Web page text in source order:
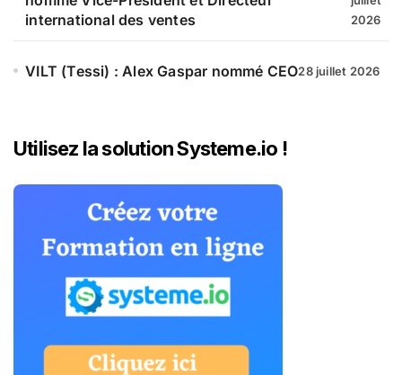
international des ventes
2026
VILT (Tessi) : Alex Gaspar nommé CEO28 juillet 2026
Utilisez la solution Systeme.io !